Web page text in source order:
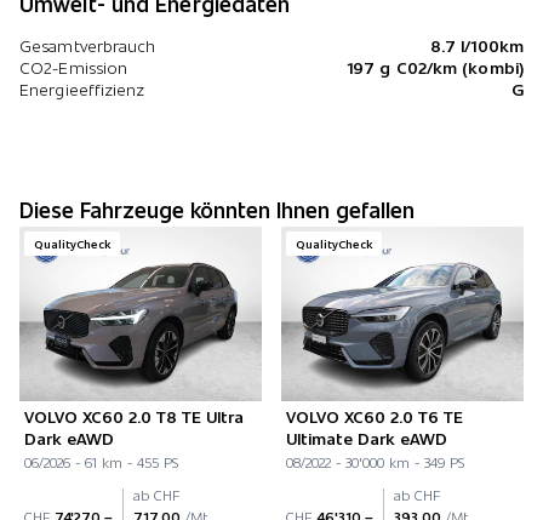
Gesamtverbrauch
8.7 l/100km
CO2-Emission
197 g C02/km (kombi)
Energieeffizienz
G
Diese Fahrzeuge könnten Ihnen gefallen
QualityCheck
VOLVO XC60 2.0 T8 TE Ultra
Dark eAWD
06/2026 - 61 km - 455 PS
ab CHF
QualityCheck
VOLVO XC60 2.0 T6 TE
Ultimate Dark eAWD
08/2022 - 30'000 km - 349 PS
ab CHF